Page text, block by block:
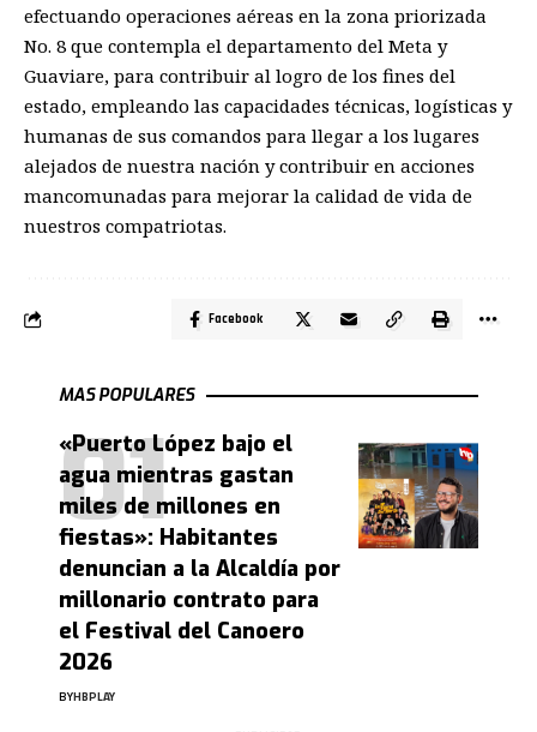
efectuando operaciones aéreas en la zona priorizada
No. 8 que contempla el departamento del Meta y
Guaviare, para contribuir al logro de los fines del
estado, empleando las capacidades técnicas, logísticas y
humanas de sus comandos para llegar a los lugares
alejados de nuestra nación y contribuir en acciones
mancomunadas para mejorar la calidad de vida de
nuestros compatriotas.
Facebook
MAS POPULARES
«Puerto López bajo el
agua mientras gastan
miles de millones en
fiestas»: Habitantes
denuncian a la Alcaldía por
millonario contrato para
el Festival del Canoero
2026
BYHBPLAY